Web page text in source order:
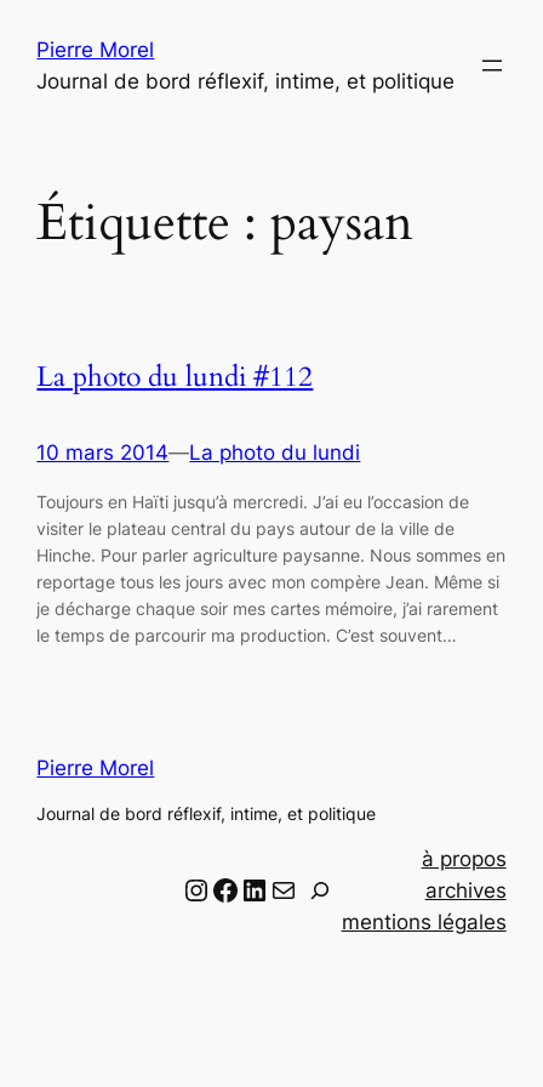
contenu
Pierre Morel
Journal de bord réflexif, intime, et politique
Étiquette :paysan
La photo du lundi #112
10 mars 2014—La photo du lundi
Toujours en Haïti jusqu’à mercredi. J’ai eu l’occasion de
visiter le plateau central du pays autour de la ville de
Hinche. Pour parler agriculture paysanne. Nous sommes en
reportage tous les jours avec mon compère Jean. Même si
je décharge chaque soir mes cartes mémoire, j’ai rarement
le temps de parcourir ma production. C’est souvent…
Pierre Morel
Journal de bord réflexif, intime, et politique
Instagram Facebook LinkedIn Email
à propos
archives
mentions légales